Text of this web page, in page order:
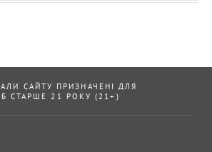
САЙТУ ПРИЗНАЧЕНІ ДЛЯ
СТАРШЕ 21 РОКУ (21+)